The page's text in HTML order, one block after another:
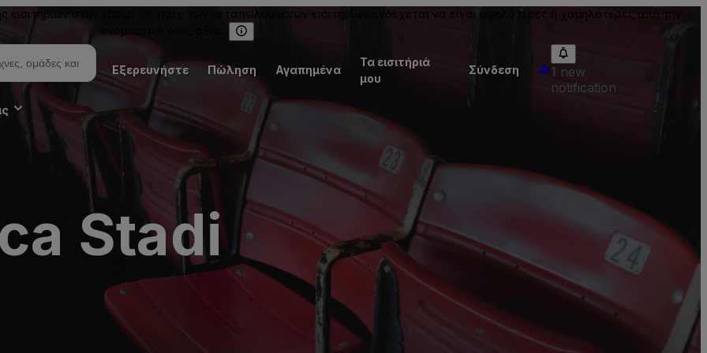
στον κόσμο. Οι τιμές των μεταπωλούμενων εισιτηρίων ενδέχεται να είναι υψηλότερες ή χαμηλότερες από την
Εξερευνήστε Πώληση Αγαπημένα
Τα εισιτήριά
μου
Σύνδεση
1 new
notification
Stadi